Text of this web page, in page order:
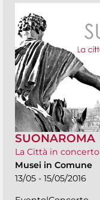
SUONAROMA
La Città in concerto
Musei in Comune
13/05 - 15/05/2016